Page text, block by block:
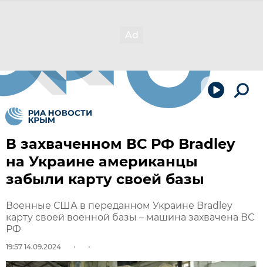
В захваченном ВС РФ Bradley
на Украине американцы
забыли карту своей базы
Военные США в переданном Украине Bradley
карту своей военной базы – машина захвачена ВС
РФ
19:57 14.09.2024